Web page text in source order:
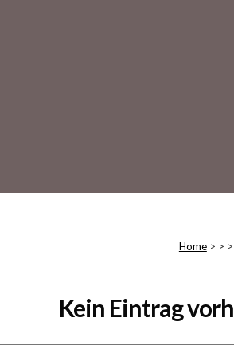
Home> > >
Kein Eintrag